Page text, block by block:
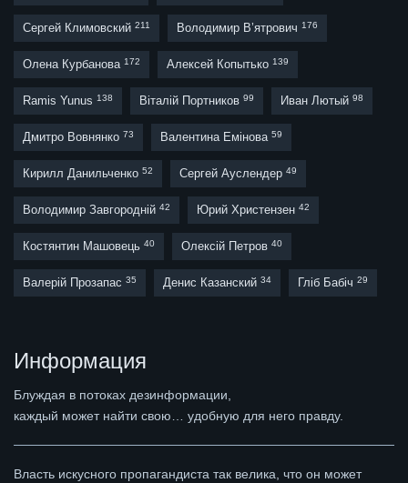
Сергей Климовский 211 Володимир В’ятрович 176
Олена Курбанова 172 Алексей Копытько 139
Ramis Yunus 138 Віталій Портников 99 Иван Лютый 98
Дмитро Вовнянко 73 Валентина Емінова 59
Кирилл Данильченко 52 Сергей Ауслендер 49
Володимир Завгородній 42 Юрий Христензен 42
Костянтин Машовець 40 Олексій Петров 40
Валерій Прозапас 35 Денис Казанский 34 Гліб Бабіч 29
Информация
Блуждая в потоках дезинформации,
каждый может найти свою… удобную для него правду.
Власть искусного пропагандиста так велика, что он может